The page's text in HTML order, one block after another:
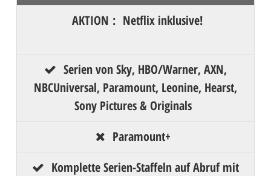
AKTION : Netflix inklusive!
Serien von Sky, HBO/Warner, AXN,
NBCUniversal, Paramount, Leonine, Hearst,
Sony Pictures & Originals
Paramount+
Komplette Serien-Staffeln auf Abruf mit